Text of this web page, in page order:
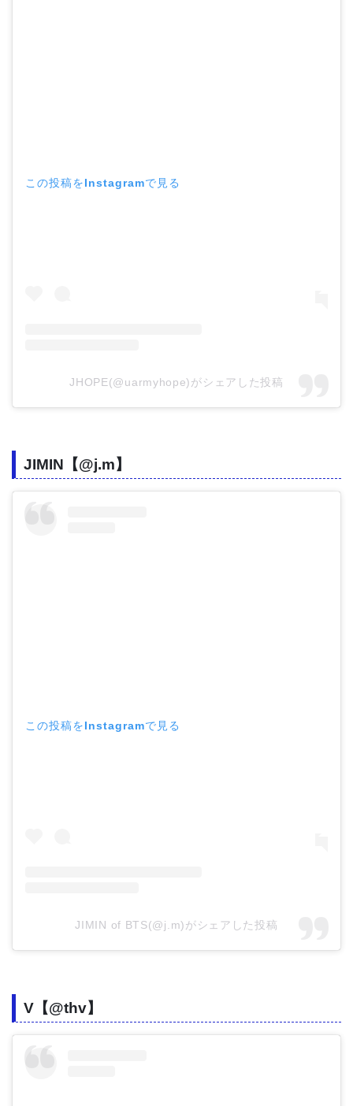
この投稿をInstagramで見る
JHOPE(@uarmyhope)がシェアした投稿
JIMIN【@j.m】
この投稿をInstagramで見る
JIMIN of BTS(@j.m)がシェアした投稿
V【@thv】